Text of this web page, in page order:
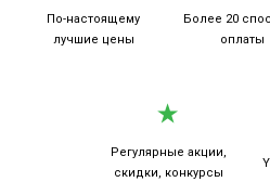
По-настоящему
лучшие цены
Более 20
оплаты
Регулярные акции,
скидки, конкурсы